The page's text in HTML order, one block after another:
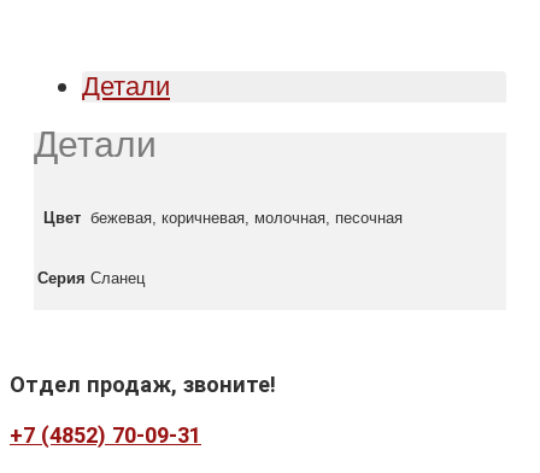
Детали
Детали
Цвет бежевая, коричневая, молочная, песочная
Серия Сланец
Отдел продаж, звоните!
+7 (4852) 70-09-31